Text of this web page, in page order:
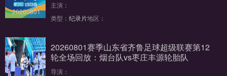
20260801
主演：
类型： 纪录片地区：
20260801赛季山东省齐鲁足球超级联赛第12
轮全场回放：烟台队vs枣庄丰源轮胎队
导演：